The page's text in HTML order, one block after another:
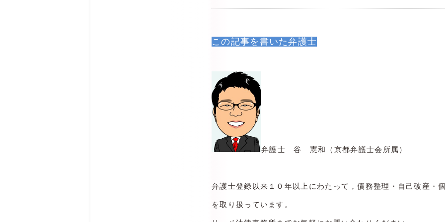
この記事を書いた弁護士
弁護士 谷 憲和（京都弁護士会所属）
弁護士登録以来１０年以上にわたって，債務整理・自己破産・
を取り扱っています。